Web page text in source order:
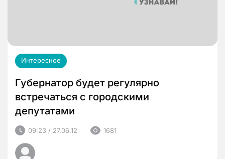
Интересное
Губернатор будет регулярно
встречаться с городскими
депутатами
09:23 / 27.06.12 1681